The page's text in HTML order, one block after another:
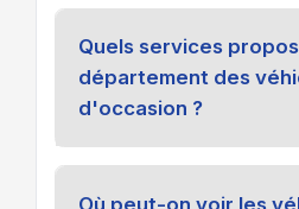
Quels services
département des
d'occasion ?
Où peut-on voir les